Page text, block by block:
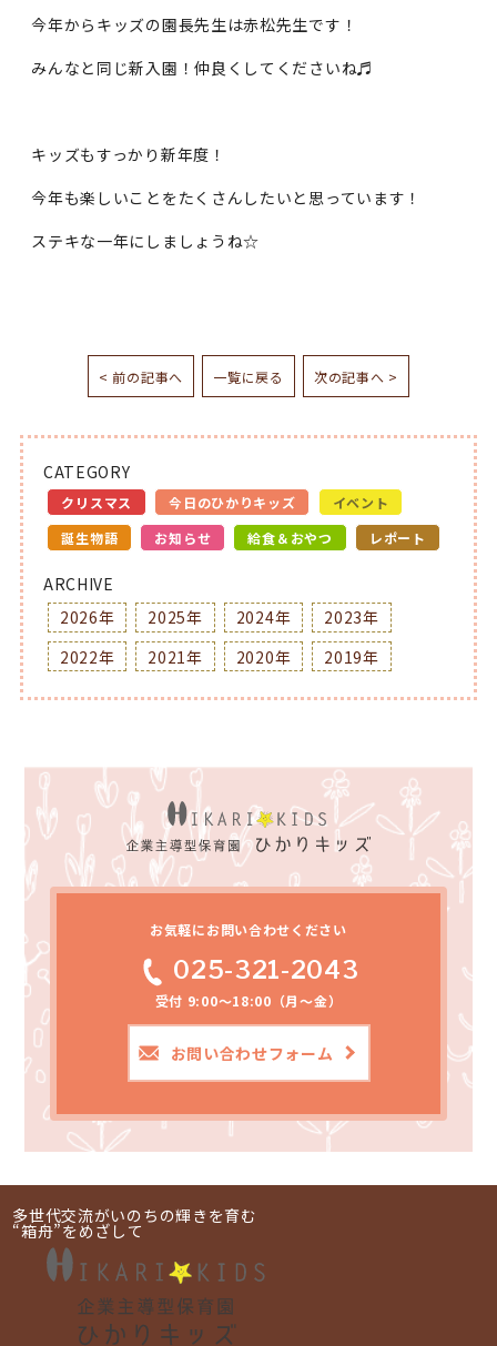
今年からキッズの園長先生は赤松先生です！
みんなと同じ新入園！仲良くしてくださいね♬
キッズもすっかり新年度！
今年も楽しいことをたくさんしたいと思っています！
ステキな一年にしましょうね☆
< 前の記事へ 一覧に戻る 次の記事へ >
CATEGORY
クリスマス 今日のひかりキッズ
イベント
誕生物語
お知らせ 給食＆おやつ レポート
ARCHIVE
2026年
2025年 2024年
2023年
2022年
2021年 2020年 2019年
お気軽にお問い合わせください
025-321-2043
受付 9:00～18:00（月～金）
お問い合わせフォーム
多世代交流がいのちの輝きを育む
“箱舟”をめざして